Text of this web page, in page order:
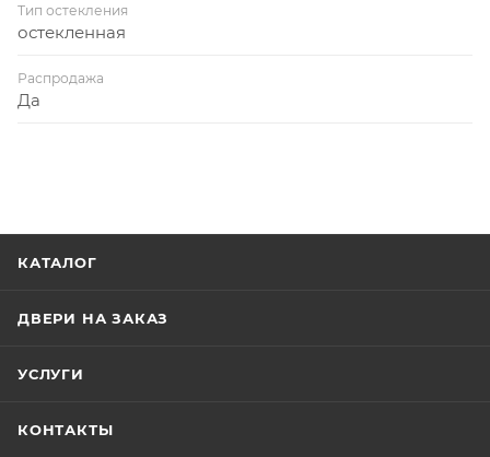
Тип остекления
остекленная
Распродажа
Да
КАТАЛОГ
ДВЕРИ НА ЗАКАЗ
УСЛУГИ
КОНТАКТЫ